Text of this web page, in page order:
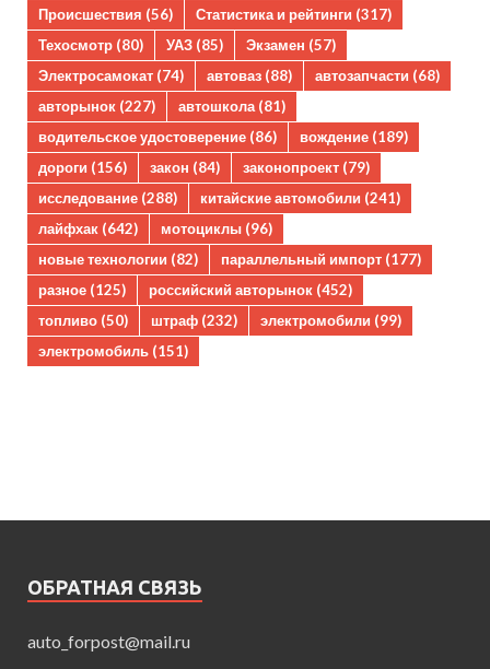
Происшествия (56) Статистика и рейтинги (317)
Техосмотр (80) УАЗ (85) Экзамен (57)
Электросамокат (74) автоваз (88) автозапчасти (68)
авторынок (227) автошкола(81)
водительское удостоверение (86) вождение (189)
дороги (156) закон (84) законопроект (79)
исследование (288) китайские автомобили (241)
лайфхак (642) мотоциклы (96)
новые технологии (82) параллельный импорт (177)
разное (125) российский авторынок (452)
топливо (50) штраф (232) электромобили (99)
электромобиль (151)
ОБРАТНАЯ СВЯЗЬ
auto_forpost@mail.ru